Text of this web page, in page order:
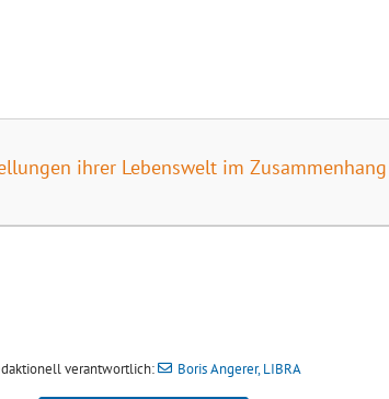
ihrer Lebenswelt im
verantwortlich: Boris Angerer, LIBRA